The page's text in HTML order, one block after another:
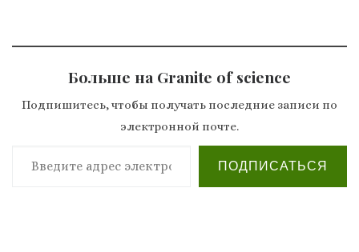
Больше на Granite of science
Подпишитесь, чтобы получать последние записи по
электронной почте.
Введите адрес электронной почты…
ПОДПИСАТЬСЯ